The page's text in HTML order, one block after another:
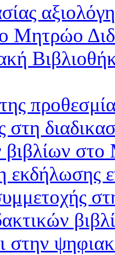
Μητρώο
στη
βιβλίων
στην